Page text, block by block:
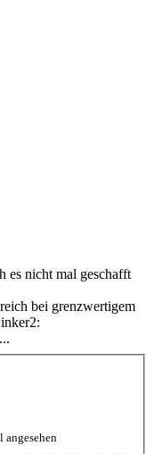
es nicht mal geschafft
bei grenzwertigem